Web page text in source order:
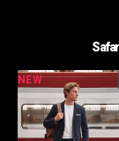
NEW